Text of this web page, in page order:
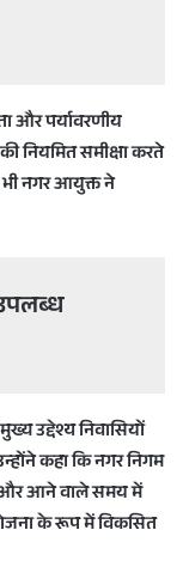
और पर्यावरणीय
नियमित समीक्षा करते
भी नगर आयुक्त ने
उद्देश्य निवासियों
कहा कि नगर निगम
है और आने वाले समय में
के रूप में विकसित